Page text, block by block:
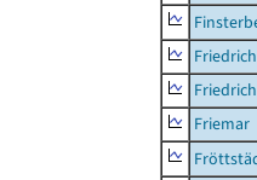
Friemar